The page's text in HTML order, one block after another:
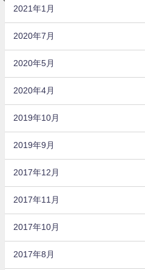
2021年1月
2020年7月
2020年5月
2020年4月
2019年10月
2019年9月
2017年12月
2017年11月
2017年10月
2017年8月